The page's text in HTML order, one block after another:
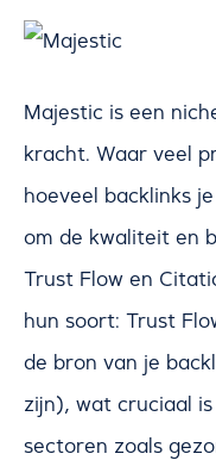
Majestic is een
kracht. Waar veel
hoeveel backlinks
om de kwaliteit en
Trust Flow en
hun soort: Trust
de bron van je
zijn), wat cruciaal
sectoren zoals